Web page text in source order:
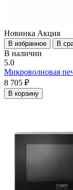
Новинка Акция
В избранное В
В наличии
5.0
Микроволновая
8 705 ₽
В корзину